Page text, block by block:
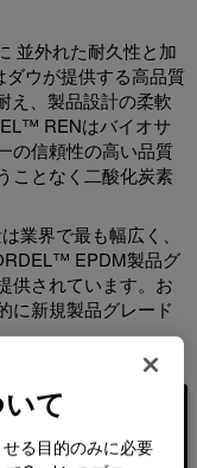
並外れた耐久性と加
ウが提供する高品質
え、製品設計の柔軟
RENはバイオサ
の信頼性の高い品質
ことなく二酸化炭素
業界で最も幅広く、
EPDM製品グ
供されています。お
に新規製品グレード
て
る目的のみに必要